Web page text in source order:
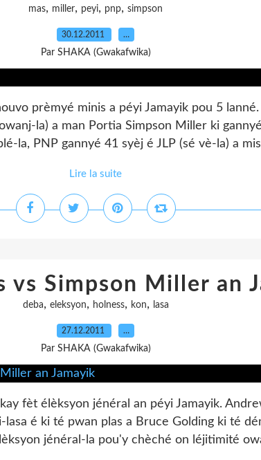
mas, miller, peyi, pnp, simpson
30.12.2011 …
Par SHAKA (Gwakafwika)
prèmyé minis a péyi Jamayik pou 5
la) a man Portia Simpson Miller ki
la, PNP gannyé 41 syèj é JLP (sé vè-la) a
Lire la suite
vs Simpson Miller an
deba, eleksyon, holness, kon, lasa
27.12.2011 …
Par SHAKA (Gwakafwika)
fèt élèksyon jénéral an péyi Jamayik.
é ki té pwan plas a Bruce Golding ki té
jénéral-la pou'y chèché on léjitimité